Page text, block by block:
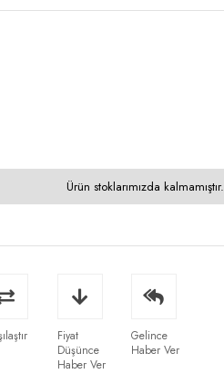
Ürün stoklarımızda kalmamıştır.
Fiyat
Düşünce
Haber Ver
Gelince
Haber Ver